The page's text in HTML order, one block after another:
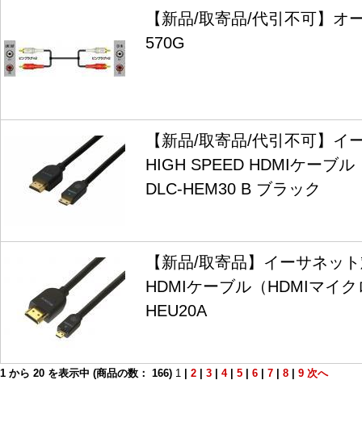
【新品/取寄品/代引不可】オ
570G
【新品/取寄品/代引不可】イ
HIGH SPEED HDMIケーブル
DLC-HEM30 B ブラック
【新品/取寄品】イーサネッ
HDMIケーブル（HDMIマイ
HEU20A
1 から 20 を表示中 (商品の数： 166) 1 2 3 4| 5 6 7 8 9 次へ